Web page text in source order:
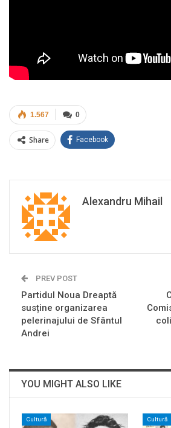
0
1.567
Share Facebook
Alexandru Mihail
PREV POST
Partidul Noua Dreaptă
susține organizarea
pelerinajului de Sfântul
Andrei
YOU MIGHT ALSO LIKE
Cultură Cultură